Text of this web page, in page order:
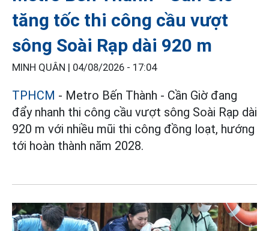
tăng tốc thi công cầu vượt
sông Soài Rạp dài 920 m
MINH QUÂN | 04/08/2026 - 17:04
TPHCM - Metro Bến Thành - Cần Giờ đang
đẩy nhanh thi công cầu vượt sông Soài Rạp dài
920 m với nhiều mũi thi công đồng loạt, hướng
tới hoàn thành năm 2028.